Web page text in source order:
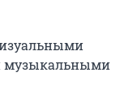
музыкальными